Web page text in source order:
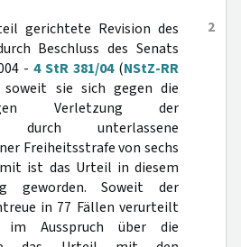
2
gerichtete Revision des
Beschluss des Senats
- 4 StR 381/04(NStZ-RR
sie sich gegen die
Verletzung der
durch unterlassene
Freiheitsstrafe von sechs
ist das Urteil in diesem
geworden. Soweit der
in 77 Fällen verurteilt
Ausspruch über die